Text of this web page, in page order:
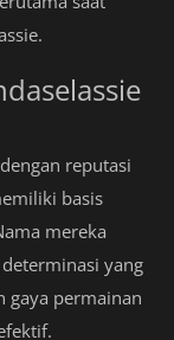
reputasi
basis
mereka
yang
gaya permainan